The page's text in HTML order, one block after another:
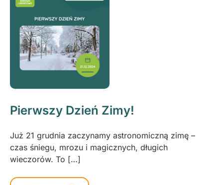
Pierwszy Dzień Zimy!
Już 21 grudnia zaczynamy astronomiczną zimę –
czas śniegu, mrozu i magicznych, długich
wieczorów. To […]